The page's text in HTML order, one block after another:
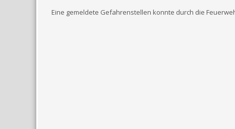
Eine gemeldete Gefahrenstellen konnte durch die